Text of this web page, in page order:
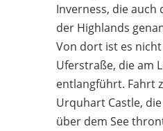
Inverness, die
der Highlands
Von dort ist es
Uferstraße, die am
entlangführt. Fahrt
Urquhart Castle,
über dem See